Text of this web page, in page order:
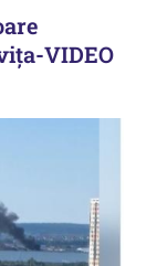
VIDEO